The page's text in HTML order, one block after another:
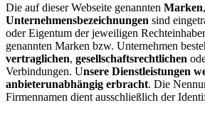
Die auf dieser Webseite genannten Marken,
Unternehmensbezeichnungen sind
oder Eigentum der jeweiligen
genannten Marken bzw. Unternehmen
vertraglichen, gesellschaftsrechtlichen
Verbindungen. Unsere Dienstleistungen
anbieterunabhängig erbracht. Die
Firmennamen dient ausschließlich der